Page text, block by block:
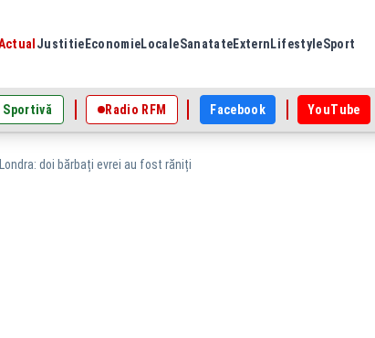
Justitie EconomieLocaleSanatateExtern LifestyleSport
Radio RFM Facebook YouTube
doi bărbați evrei au fost răniți